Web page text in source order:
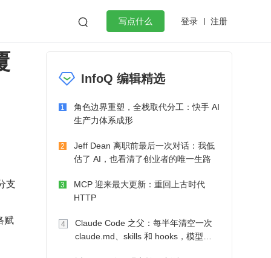
 写点什么 登录 注册
作
微服务架构 flutter
支
赋
InfoQ 编辑精选
1
角色边界重塑，全栈取代分工：快手 AI
生产力体系成形
2
Jeff Dean 离职前最后一次对话：我低
估了 AI，也看清了创业者的唯一生路
3
MCP 迎来最大更新：重回上古时代
HTTP
4
Claude Code 之父：每半年清空一次
claude.md、skills 和 hooks，模型自